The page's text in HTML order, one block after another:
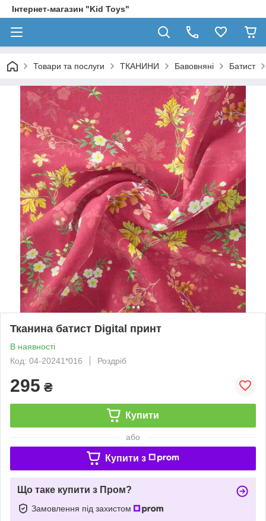
Інтернет-магазин "Kid Toys"
Товари та послуги ТКАНИНИ Бавовняні Батист
Тканина батист Digital принт
В наявності
Код: 04-20241*016
Роздріб
295 ₴
Купити
або
Купити з
Що таке купити з Пром?
Замовлення під захистом